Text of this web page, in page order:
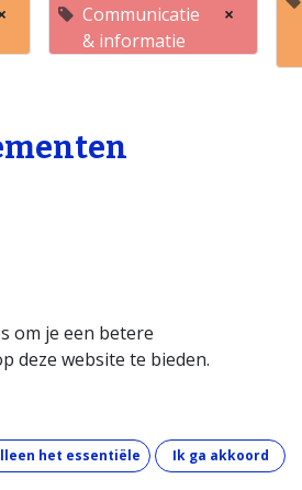
Communicatie
& informatie
×
om je een betere
deze website te bieden.
het essentiële Ik ga akkoord